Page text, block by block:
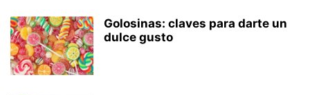
Golosinas: claves para darte un
dulce gusto